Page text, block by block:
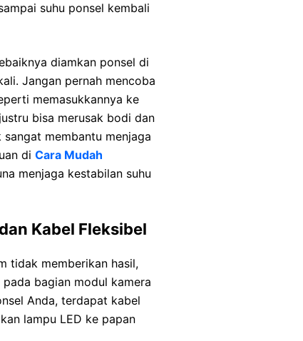
suhu ponsel kembali
diamkan ponsel di
Jangan pernah mencoba
memasukkannya ke
bisa merusak bodi dan
membantu menjaga
di Cara Mudah
menjaga kestabilan suhu
Kabel Fleksibel
tidak memberikan hasil,
bagian modul kamera
Anda, terdapat kabel
lampu LED ke papan